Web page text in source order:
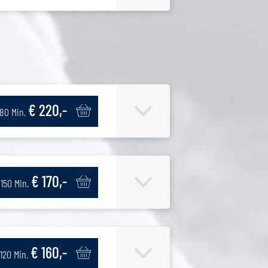
Min. € 220,-
150 Min. € 170,-
120 Min. € 160,-